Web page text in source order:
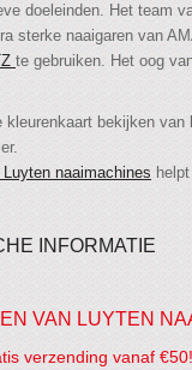
doeleinden. Het team
sterke naaigaren van
te gebruiken. Het oog
kleurenkaart bekijken
naaimachines
INFORMATIE
VAN LUYTEN
verzending vanaf €50!